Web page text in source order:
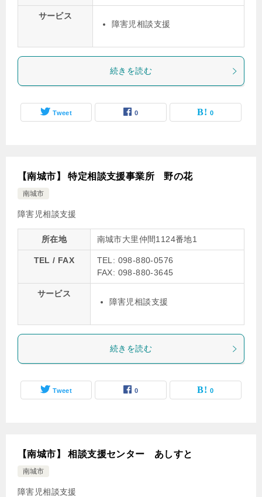
サービス
障害児相談支援
続きを読む
Tweet 0 0
【南城市】 特定相談支援事業所 野の花
南城市
障害児相談支援
所在地 南城市大里仲間1124番地1
TEL / FAX
TEL: 098-880-0576
FAX: 098-880-3645
サービス
障害児相談支援
続きを読む
Tweet 0 0
【南城市】 相談支援センター あしすと
南城市
障害児相談支援